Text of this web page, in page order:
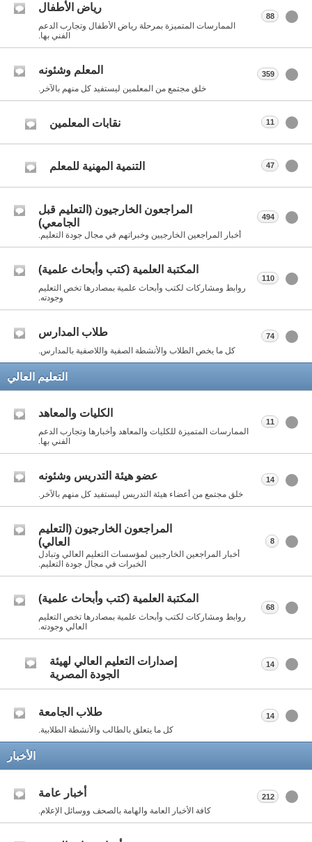
رياض الأطفال
الممارسات المتميزة بمرحلة رياض الأطفال وتجارب الدعم
الفني بها.
88
المعلم وشئونه
خلق مجتمع من المعلمين ليستفيد كل منهم بالآخر.
359
نقابات المعلمين 11
التنمية المهنية للمعلم 47
المراجعون الخارجيون (التعليم قبل
الجامعي)
أخبار المراجعين الخارجيين وخبراتهم في مجال جودة التعليم.
494
المكتبة العلمية (كتب وأبحاث علمية)
روابط ومشاركات لكتب وأبحاث علمية بمصادرها تخص التعليم
وجودته.
110
طلاب المدارس
كل ما يخص الطلاب والأنشطة الصفية واللاصفية بالمدارس.
74
التعليم العالي
الكليات والمعاهد
الممارسات المتميزة للكليات والمعاهد وأخبارها وتجارب الدعم
الفني بها.
11
عضو هيئة التدريس وشئونه
خلق مجتمع من أعضاء هيئة التدريس ليستفيد كل منهم بالآخر.
14
المراجعون الخارجيون (التعليم
العالي)
أخبار المراجعين الخارجيين لمؤسسات التعليم العالي وتبادل
الخبرات في مجال جودة التعليم.
8
المكتبة العلمية (كتب وأبحاث علمية)
روابط ومشاركات لكتب وأبحاث علمية بمصادرها تخص التعليم
العالي وجودته.
68
إصدارات التعليم العالي لهيئة
الجودة المصرية
14
طلاب الجامعة
كل ما يتعلق بالطالب والأنشطة الطلابية.
14
الأخبار
أخبار عامة
كافة الأخبار العامة والهامة بالصحف ووسائل الإعلام.
212